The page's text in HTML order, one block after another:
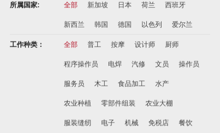
所属国家: 全部 新加坡 日本 荷兰 西班牙
新西兰 韩国 德国 以色列 爱尔兰
工作种类： 全部 普工 按摩 设计师 厨师
程序操作员 电焊 汽修 文员 操作员
服务员 木工 食品加工 水产
农业种植 零部件组装 农业大棚
服装缝纫 电子 机械 免税店 餐饮